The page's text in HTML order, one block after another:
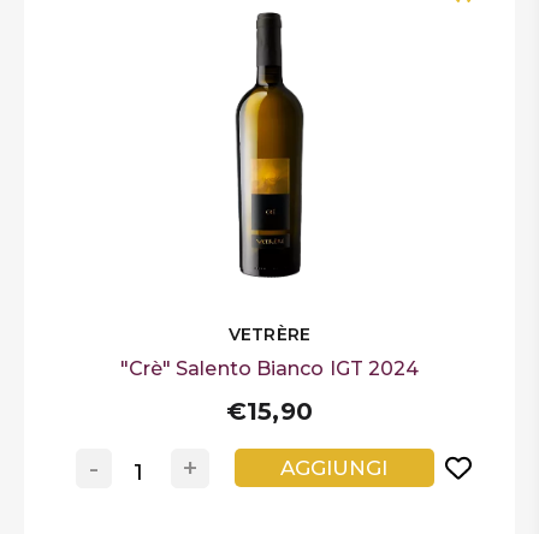
VETRÈRE
"Crè" Salento Bianco IGT 2024
€15,90
+
- AGGIUNGI